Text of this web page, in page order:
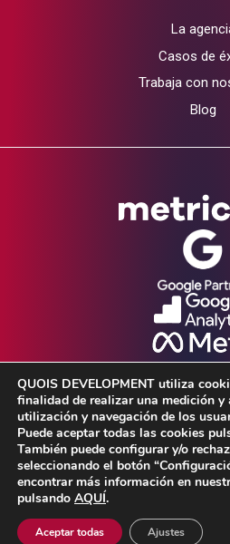
La
Casos de
Trabaja con
Blog
Aviso Legal •
© 2026 Quois
QUOIS DEVELOPMENT utiliza
finalidad de realizar una medición
utilización y navegación de los
Puede aceptar todas las cookies
También puede configurar y/o
seleccionando el botón
encontrar más información en
pulsando AQUÍ.
Aceptar todas Ajustes